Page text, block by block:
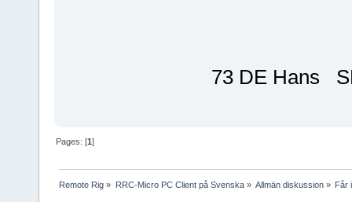
73 DE Hans
Pages: [1]
Remote Rig » RRC-Micro PC Client på Svenska» Allmän diskussion» Får